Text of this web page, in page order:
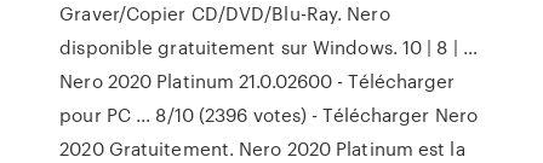
Graver/Copier CD/DVD/Blu-Ray. Nero
disponible gratuitement sur Windows. 10 | 8 | …
Nero 2020 Platinum 21.0.02600 - Télécharger
pour PC ... 8/10 (2396 votes) - Télécharger Nero
2020 Gratuitement. Nero 2020 Platinum est la